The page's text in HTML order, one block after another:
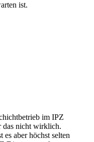
ist.
im IPZ
das nicht wirklich.
es aber höchst selten